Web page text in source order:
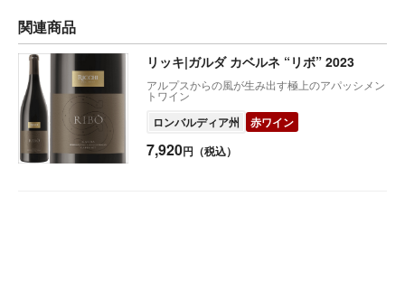
関連商品
リッキ|ガルダ カベルネ “リボ” 2023
アルプスからの風が生み出す極上のアパッシメン
トワイン
ロンバルディア州 赤ワイン
7,920円（税込）